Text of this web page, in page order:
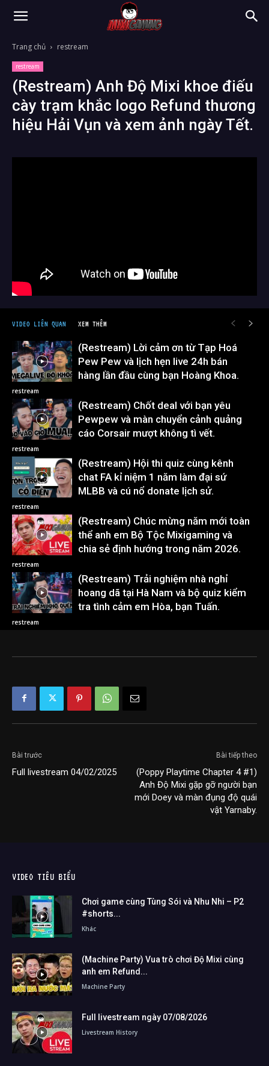
Trang chủ restream
restream
(Restream) Anh Độ Mixi khoe điếu
cày trạm khắc logo Refund thương
hiệu Hải Vụn và xem ảnh ngày Tết.
VIDEO LIÊN QUAN XEM THÊM
restream
(Restream) Lời cảm ơn từ Tạp Hoá
Pew Pew và lịch hẹn live 24h bán
hàng lần đầu cùng bạn Hoàng Khoa.
restream
(Restream) Chốt deal với bạn yêu
Pewpew và màn chuyển cảnh quảng
cáo Corsair mượt không tì vết.
restream
(Restream) Hội thi quiz cùng kênh
chat FA kỉ niệm 1 năm làm đại sứ
MLBB và cú nổ donate lịch sử.
restream
(Restream) Chúc mừng năm mới toàn
thể anh em Bộ Tộc Mixigaming và
chia sẻ định hướng trong năm 2026.
restream
(Restream) Trải nghiệm nhà nghỉ
hoang dã tại Hà Nam và bộ quiz kiểm
tra tình cảm em Hòa, bạn Tuấn.
Bài trước
Full livestream 04/02/2025
Bài tiếp theo
(Poppy Playtime Chapter 4 #1)
Anh Độ Mixi gặp gỡ người bạn
mới Doey và màn đụng độ quái
vật Yarnaby.
VIDEO TIÊU BIỂU
Chơi game cùng Tùng Sói và Nhu Nhi – P2
#shorts...
Khác
(Machine Party) Vua trò chơi Độ Mixi cùng
anh em Refund...
Machine Party
Full livestream ngày 07/08/2026
Livestream History